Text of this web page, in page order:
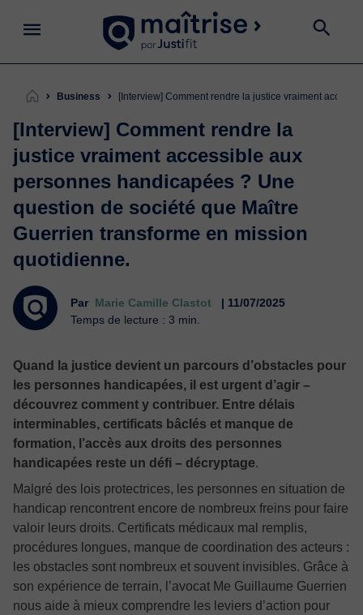
Business [Interview] Comment rendre la justice vraiment
[Interview] Comment rendre la
justice vraiment accessible aux
personnes handicapées ? Une
question de société que Maître
Guerrien transforme en mission
quotidienne.
Par Marie Camille Clastot
| 11/07/2025
Temps de lecture : 3 min.
Quand la justice devient un parcours d’obstacles pour
les personnes handicapées, il est urgent d’agir –
découvrez comment y contribuer. Entre délais
interminables, certificats bâclés et manque de
formation, l’accès aux droits des personnes
handicapées reste un défi – décryptage.
Malgré des lois protectrices, les personnes en situation de
handicap rencontrent encore de nombreux freins pour faire
valoir leurs droits. Certificats médicaux mal remplis,
procédures longues, manque de coordination des acteurs :
les obstacles sont nombreux et souvent invisibles. Grâce à
son expérience de terrain, l’avocat Me Guillaume Guerrien
nous aide à mieux comprendre les leviers d’action pour